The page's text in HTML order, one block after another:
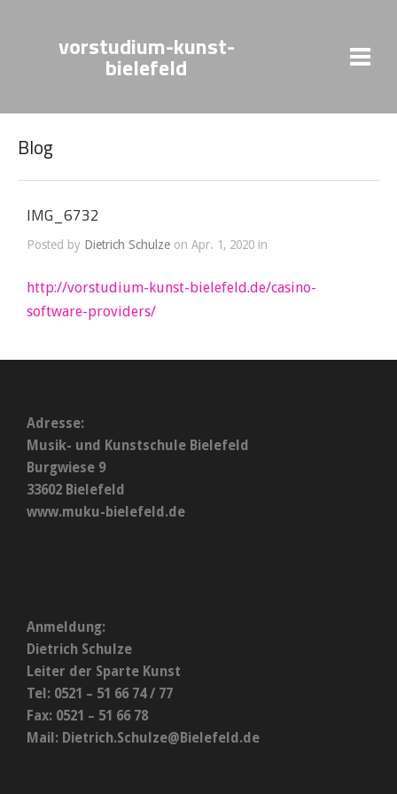
vorstudium-kunst-
bielefeld
Blog
IMG_6732
Posted by Dietrich Schulze on Apr. 1, 2020 in
http://vorstudium-kunst-bielefeld.de/casino-
software-providers/
Adresse:
Musik- und Kunstschule Bielefeld
Burgwiese 9
33602 Bielefeld
www.muku-bielefeld.de
Anmeldung:
Dietrich Schulze
Leiter der Sparte Kunst
Tel: 0521 – 51 66 74 / 77
Fax: 0521 – 51 66 78
Mail: Dietrich.Schulze@Bielefeld.de